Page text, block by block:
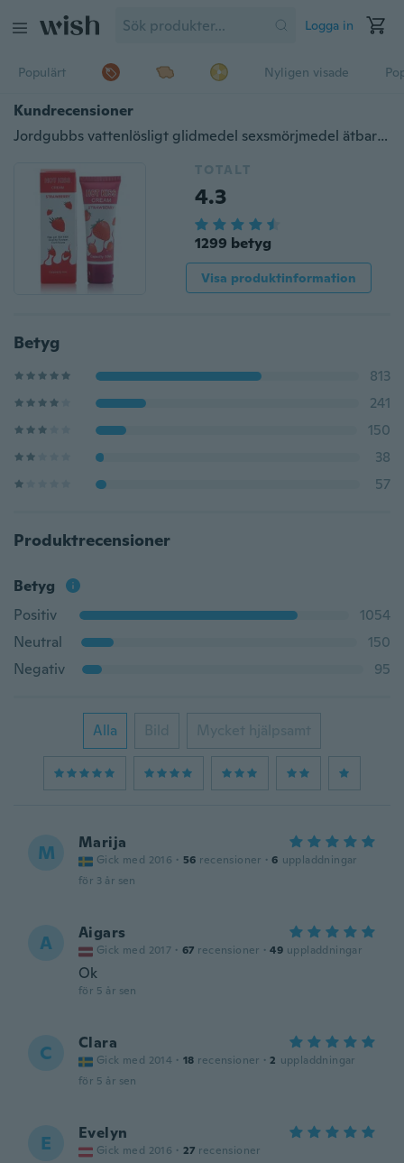
Logga in
Populärt Nyligen visade
Kundrecensioner
Jordgubbs vattenlösligt glidmedel sexsmörjmedel ätbart glidmedel sexprodukt
TOTALT
4.3
1299 betyg
Visa produktinformation
Betyg
813
241
150
38
57
Produktrecensioner
Betyg
Positiv
1054
Neutral
150
Negativ
95
Alla Bild Mycket hjälpsamt
M Marija
Gick med 2016 · 56 recensioner · 6 uppladdningar
för 3 år sen
A Aigars
Gick med 2017 · 67 recensioner · 49 uppladdningar
Ok
för 5 år sen
C Clara
Gick med 2014 · 18 recensioner · 2 uppladdningar
för 5 år sen
E Evelyn
Gick med 2016 · 27 recensioner